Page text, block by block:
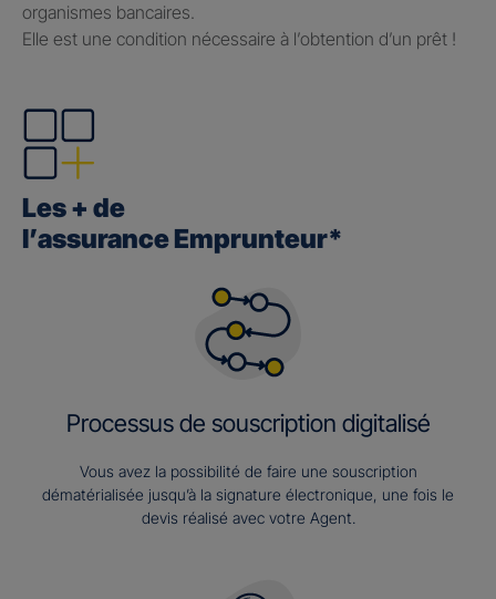
organismes bancaires.
Elle est une condition nécessaire à l’obtention d’un prêt !
Les + de
l’assurance Emprunteur*
Processus de souscription digitalisé
Vous avez la possibilité de faire une souscription
dématérialisée jusqu’à la signature électronique, une fois le
devis réalisé avec votre Agent.